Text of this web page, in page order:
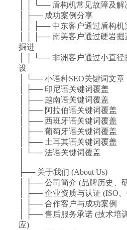
│ │ └── 盾构机常见故障及解
│ ├── 成功案例分享
│ │ ├── 中东客户通过盾构机
│ │ ├── 南美客户通过硬岩
掘进
│ │ └── 非洲客户通过小直
设
│ └── 小语种SEO关键词文章
│ ├── 印尼语关键词覆盖
│ ├── 越南语关键词覆盖
│ ├── 阿拉伯语关键词覆盖
│ ├── 西班牙语关键词覆盖
│ ├── 葡萄牙语关键词覆盖
│ ├── 土耳其语关键词覆盖
│ └── 法语关键词覆盖
├── 关于我们 (About Us)
│ ├── 公司简介 (品牌历史、
│ ├── 企业资质与认证 (ISO
│ ├── 合作客户与成功案例
│ ├── 售后服务承诺 (技术培
应)